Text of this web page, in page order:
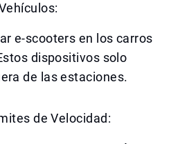
e-scooters en los carros
dispositivos solo
de las estaciones.
de Velocidad: